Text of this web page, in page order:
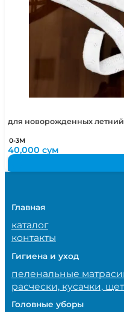
для новорожденных летний
0-3М
40,000сум
Главная
каталог
контакты
Гигиена и уход
пеленальные
расчески, кусачки,
Головные уборы